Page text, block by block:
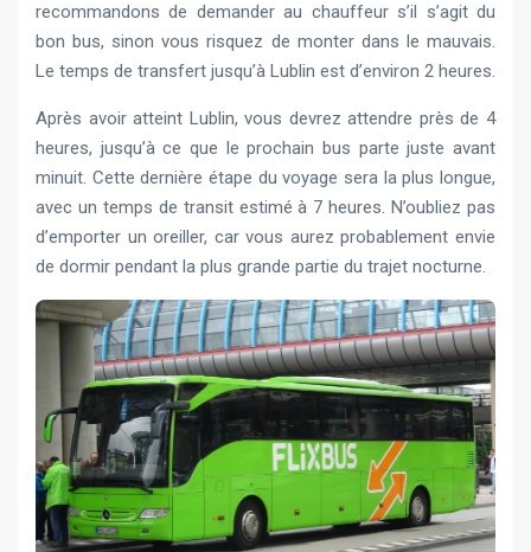
recommandons de demander au chauffeur s’il s’agit du
bon bus, sinon vous risquez de monter dans le mauvais.
Le temps de transfert jusqu’à Lublin est d’environ 2 heures.
Après avoir atteint Lublin, vous devrez attendre près de 4
heures, jusqu’à ce que le prochain bus parte juste avant
minuit. Cette dernière étape du voyage sera la plus longue,
avec un temps de transit estimé à 7 heures. N’oubliez pas
d’emporter un oreiller, car vous aurez probablement envie
de dormir pendant la plus grande partie du trajet nocturne.